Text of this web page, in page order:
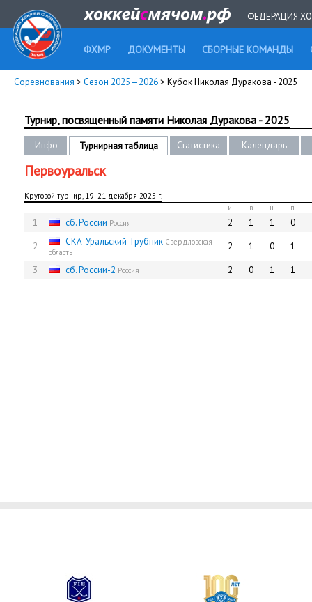
ФЕДЕРАЦИЯ
ФХМР ДОКУМЕНТЫ СБОРНЫЕ КОМАНДЫ
Соревнования > Сезон 2025—2026> Кубок Николая Дуракова - 2025
Турнир, посвященный памяти Николая Дуракова - 2025
Инфо Турнирная таблица Статистика Календарь
Первоуральск
Круговой турнир, 19−21 декабря 2025 г.
и
в н п
1 сб. России Россия 2 1 1
0
2
СКА-Уральский Трубник Свердловская
область
2 1 0
1
3
сб. России-2 Россия 2 0 1 1